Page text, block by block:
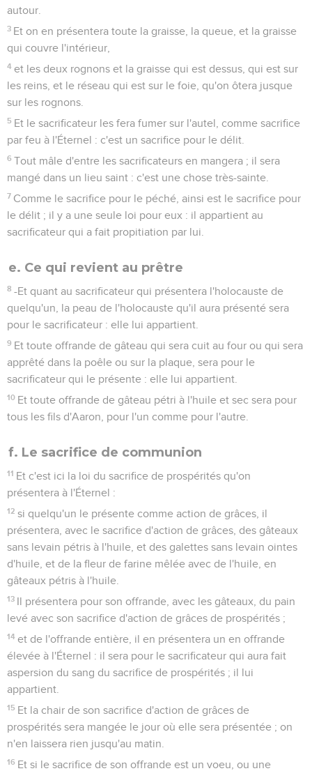
autour.
3 Et on en présentera toute la graisse, la queue, et la graisse
qui couvre l'intérieur,
4 et les deux rognons et la graisse qui est dessus, qui est sur
les reins, et le réseau qui est sur le foie, qu'on ôtera jusque
sur les rognons.
5 Et le sacrificateur les fera fumer sur l'autel, comme sacrifice
par feu à l'Éternel : c'est un sacrifice pour le délit.
6 Tout mâle d'entre les sacrificateurs en mangera ; il sera
mangé dans un lieu saint : c'est une chose très-sainte.
7 Comme le sacrifice pour le péché, ainsi est le sacrifice pour
le délit ; il y a une seule loi pour eux : il appartient au
sacrificateur qui a fait propitiation par lui.
e. Ce qui revient au prêtre
8 -Et quant au sacrificateur qui présentera l'holocauste de
quelqu'un, la peau de l'holocauste qu'il aura présenté sera
pour le sacrificateur : elle lui appartient.
9 Et toute offrande de gâteau qui sera cuit au four ou qui sera
apprêté dans la poêle ou sur la plaque, sera pour le
sacrificateur qui le présente : elle lui appartient.
10 Et toute offrande de gâteau pétri à l'huile et sec sera pour
tous les fils d'Aaron, pour l'un comme pour l'autre.
f. Le sacrifice de communion
11 Et c'est ici la loi du sacrifice de prospérités qu'on
présentera à l'Éternel :
12 si quelqu'un le présente comme action de grâces, il
présentera, avec le sacrifice d'action de grâces, des gâteaux
sans levain pétris à l'huile, et des galettes sans levain ointes
d'huile, et de la fleur de farine mêlée avec de l'huile, en
gâteaux pétris à l'huile.
13 Il présentera pour son offrande, avec les gâteaux, du pain
levé avec son sacrifice d'action de grâces de prospérités ;
14 et de l'offrande entière, il en présentera un en offrande
élevée à l'Éternel : il sera pour le sacrificateur qui aura fait
aspersion du sang du sacrifice de prospérités ; il lui
appartient.
15 Et la chair de son sacrifice d'action de grâces de
prospérités sera mangée le jour où elle sera présentée ; on
n'en laissera rien jusqu'au matin.
16 Et si le sacrifice de son offrande est un voeu, ou une